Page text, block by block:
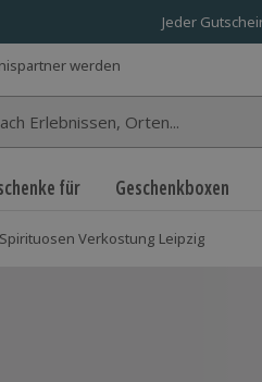
Jeder
werden
Erlebnissen...
für Geschenkboxen
Spirituosen Verkostung Leipzig